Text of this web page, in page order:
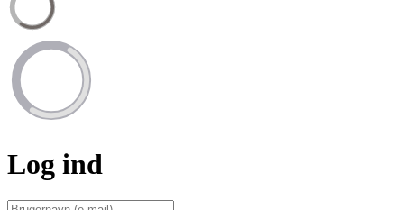
Log ind